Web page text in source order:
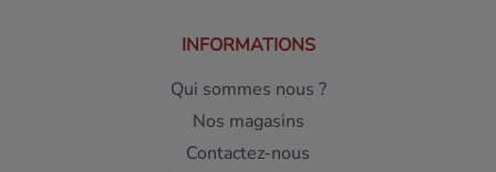
INFORMATIONS
Qui sommes nous ?
Nos magasins
Contactez-nous